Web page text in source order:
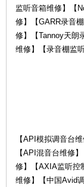
监听音箱维修】【
修】【GARR录音
修】【Tannoy天朗
维修】【录音棚监
【API模拟调音台
【API混音台维修
修】【AXIA监听控
维修】【中国Avid